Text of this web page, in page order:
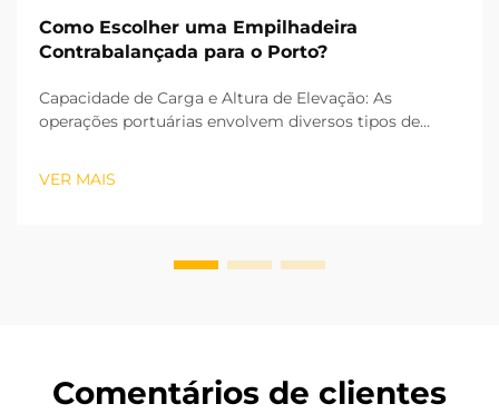
Como Escolher uma Empilhadeira
Contrabalançada para o Porto?
Capacidade de Carga e Altura de Elevação: As
operações portuárias envolvem diversos tipos de
de carga o primeiro fator crítico na seleção de uma
VER MAIS
Comentários de clientes